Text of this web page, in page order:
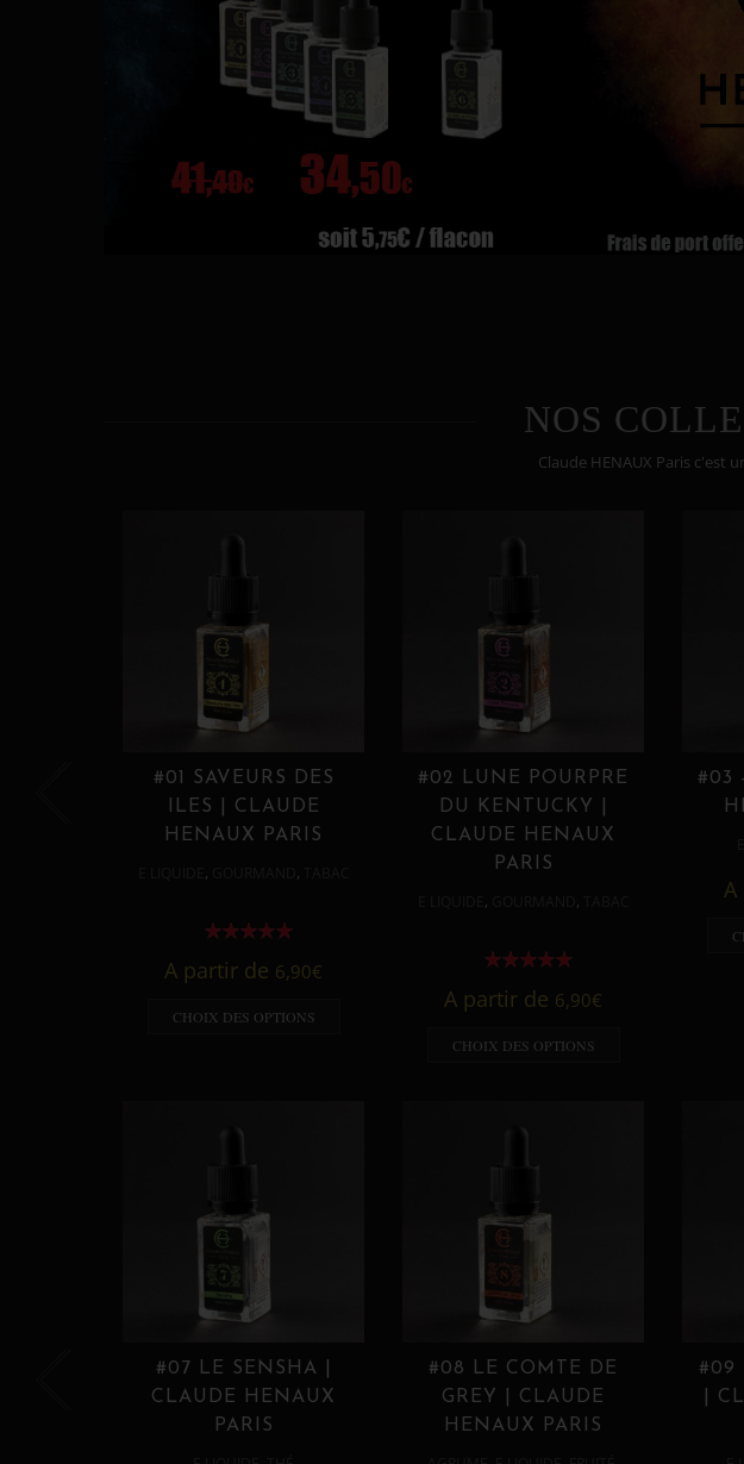
NOS
Claude HENAUX Paris c'est
#01 SAVEURS DES
ILES | CLAUDE
HENAUX PARIS
, ,
A partir de 6,90€
CHOIX DES OPTIONS
#02 LUNE POURPRE
DU KENTUCKY |
CLAUDE HENAUX
PARIS
, ,
A partir de 6,90€
CHOIX DES OPTIONS
#03
A
#07 LE SENSHA |
CLAUDE HENAUX
PARIS
#08 LE COMTE DE
GREY | CLAUDE
HENAUX PARIS
#09
|